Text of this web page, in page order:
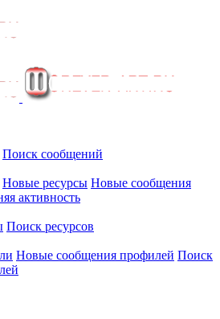
Поиск сообщений
Новые ресурсы Новые сообщения
активность
Поиск ресурсов
Новые сообщения профилей Поиск